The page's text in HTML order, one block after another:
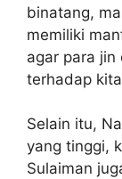
binatang,
memiliki
agar para
terhadap
Selain itu,
yang tinggi,
Sulaiman